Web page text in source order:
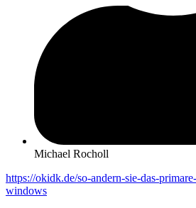
Michael Rocholl
https://okidk.de/so-andern-sie-das-
windows